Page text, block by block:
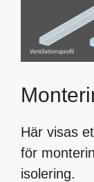
Här visas
för
isolering.